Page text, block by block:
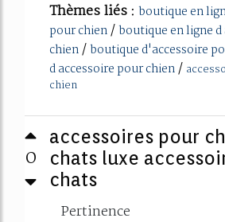
Thèmes liés : boutique en
pour chien/boutique en ligne
chien/boutique d'accessoire
d accessoire pour chien/
chien
0
accessoires pour
chats luxe
chats
Pertinence